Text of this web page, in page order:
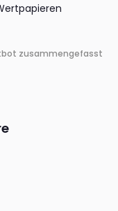
zusammengefasst